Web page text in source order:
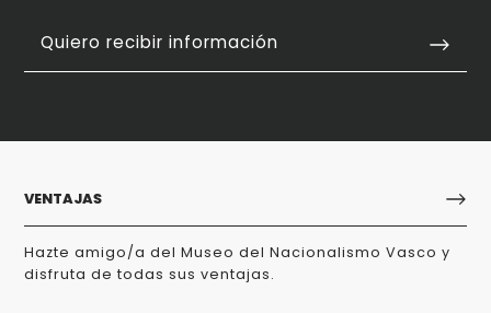
Quiero recibir información
VENTAJAS
Hazte amigo/a del Museo del Nacionalismo Vasco y
disfruta de todas sus ventajas.